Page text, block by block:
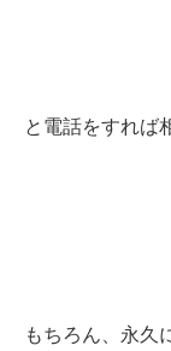
と電話をすれば
もちろん、永久